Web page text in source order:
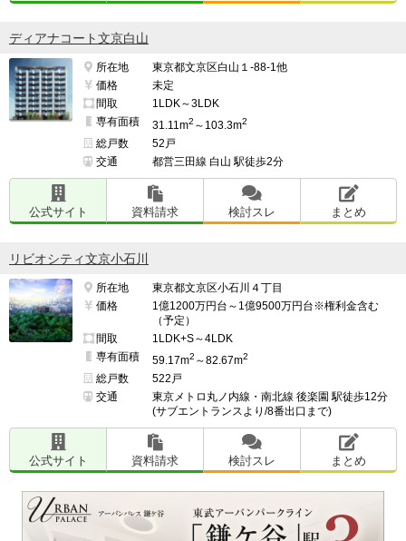
ディアナコート文京白山
所在地
東京都文京区白山１-88-1他
価格
未定
間取
1LDK～3LDK
専有面積
31.11m2 ～103.3m2
総戸数
52戸
交通
都営三田線 白山 駅徒歩2分
公式サイト 資料請求 検討スレ まとめ
リビオシティ文京小石川
所在地
東京都文京区小石川４丁目
価格
1億1200万円台～1億9500万円台※権利金含む
（予定）
間取
1LDK+S～4LDK
専有面積
59.17m2 ～82.67m2
総戸数
522戸
交通
東京メトロ丸ノ内線・南北線 後楽園 駅徒歩12分
(サブエントランスより/8番出口まで)
公式サイト 資料請求 検討スレ まとめ